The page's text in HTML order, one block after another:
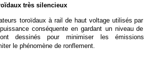
très silencieux
toroïdaux à rail de haut voltage utilisés par
puissance conséquente en gardant un niveau de
dessinés pour minimiser les
émissions
le phénomène de ronflement.